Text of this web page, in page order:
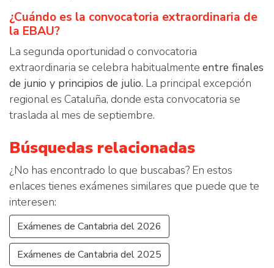
¿Cuándo es la convocatoria extraordinaria de
la EBAU?
La segunda oportunidad o convocatoria
extraordinaria se celebra habitualmente entre finales
de junio y principios de julio. La principal excepción
regional es Cataluña, donde esta convocatoria se
traslada al mes de septiembre.
Búsquedas relacionadas
¿No has encontrado lo que buscabas? En estos
enlaces tienes exámenes similares que puede que te
interesen:
Exámenes de Cantabria del 2026
Exámenes de Cantabria del 2025